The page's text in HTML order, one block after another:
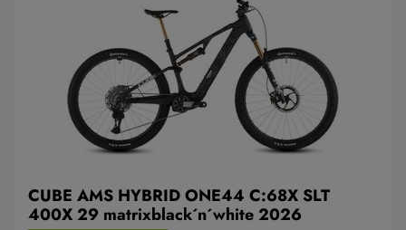
CUBE AMS HYBRID ONE44 C:68X SLT
400X 29 matrixblack´n´white 2026